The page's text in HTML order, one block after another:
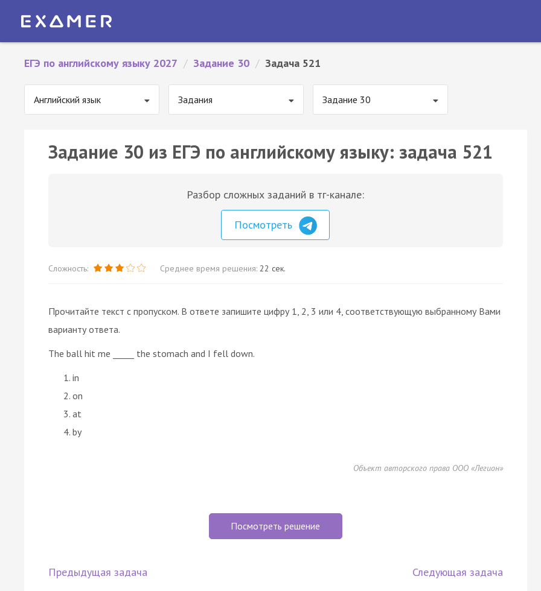
ЕГЭ по английскому языку 2027 / Задание 30 / Задача 521
Английский язык Задания Задание 30
Задание 30 из ЕГЭ по английскому языку: задача 521
Разбор сложных заданий в тг-канале:
Посмотреть
Сложность: Среднее время решения: 22 сек.
Прочитайте текст с пропуском. В ответе запишите цифру 1, 2, 3 или 4, соответствующую выбранному Вами
варианту ответа.
The ball hit me _____ the stomach and I fell down.
in
on
at
by
Объект авторского права ООО «Легион»
Посмотреть решение
Предыдущая задача Следующая задача